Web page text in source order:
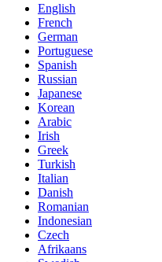
English
French
German
Portuguese
Spanish
Russian
Japanese
Korean
Arabic
Irish
Greek
Turkish
Italian
Danish
Romanian
Indonesian
Czech
Afrikaans